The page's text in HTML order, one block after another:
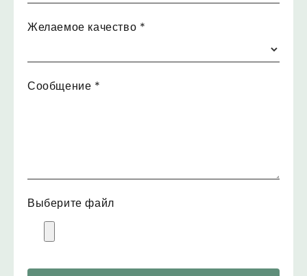
Желаемое качество *
Сообщение *
Выберите файл